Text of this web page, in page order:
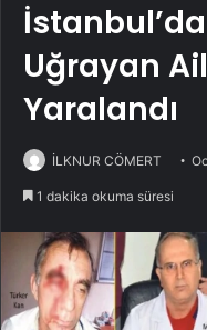
İstanbul’da
Uğrayan
Yaralandı
İLKNUR CÖMERT
1 dakika okuma süresi